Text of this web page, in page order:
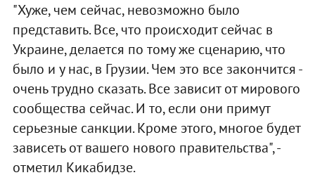
"Хуже, чем сейчас, невозможно было
представить. Все, что происходит сейчас в
Украине, делается по тому же сценарию, что
было и у нас, в Грузии. Чем это все закончится -
очень трудно сказать. Все зависит от мирового
сообщества сейчас. И то, если они примут
серьезные санкции. Кроме этого, многое будет
зависеть от вашего нового правительства", -
отметил Кикабидзе.